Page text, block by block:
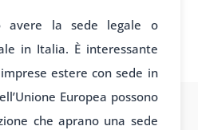
avere la sede legale o
in Italia. È interessante
estere con sede in
Europea possono
che aprano una sede